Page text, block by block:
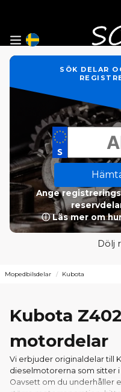
SÖK DELAR
Ange
ⓘ Läs mer om
Dölj
Mopedbilsdelar Kubota
Kubota
motordelar
Vi erbjuder originaldelar till
dieselmotorerna som sitter
Oavsett om du underhåller